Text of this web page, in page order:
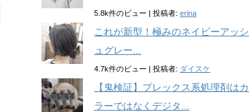
5.8k件のビュー | 投稿者: erina
これが新型！極みのネイビーアッシ
ュグレー...
4.7k件のビュー | 投稿者: ダイスケ
【鬼検証】プレックス系処理剤はカ
ラーではなくデジタ...